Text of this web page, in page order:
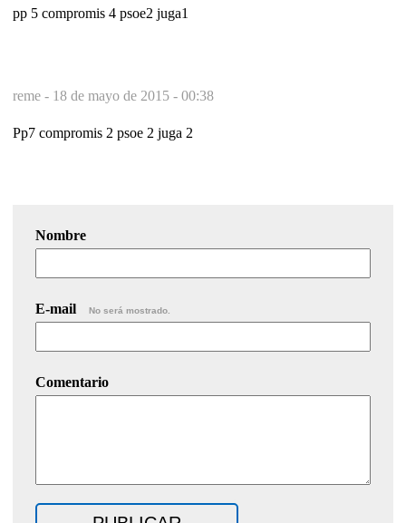
pp 5 compromis 4 psoe2 juga1
reme - 18 de mayo de 2015 - 00:38
Pp7 compromis 2 psoe 2 juga 2
Nombre
E-mail No será mostrado.
Comentario